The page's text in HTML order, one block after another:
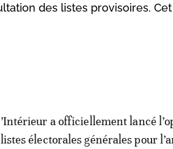
des listes provisoires.
a officiellement lancé
électorales générales pour